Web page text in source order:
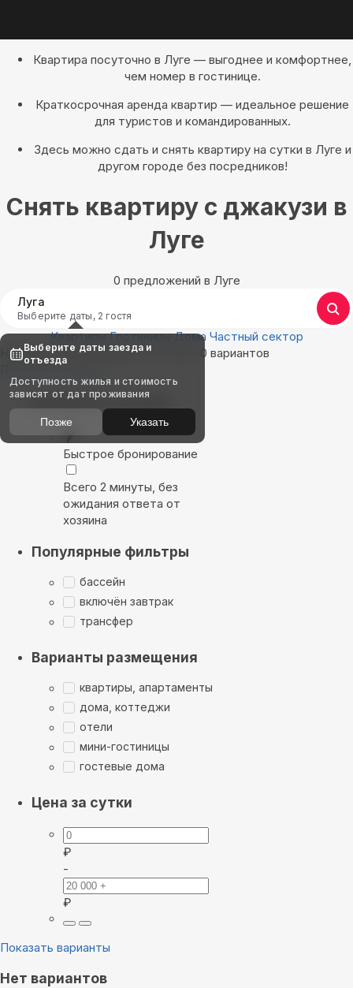
Квартира посуточно в Луге — выгоднее и комфортнее,
чем номер в гостинице.
Краткосрочная аренда квартир — идеальное решение
для туристов и командированных.
Здесь можно сдать и снять квартиру на сутки в Луге и
другом городе без посредников!
Снять квартиру с джакузи в
Луге
0 предложений в Луге
Луга
Выберите даты, 2 гостя
Квартиры Гостиницы Дома Частный сектор
Найдём, где остановиться в Луге: 0 вариантов
Показать на карте
Выбирайте лучшее
Быстрое бронирование
Всего 2 минуты, без
ожидания ответа от
хозяина
Популярные фильтры
бассейн
включён завтрак
трансфер
Варианты размещения
квартиры, апартаменты
дома, коттеджи
отели
мини-гостиницы
гостевые дома
Цена за сутки
₽
-
₽
Показать варианты
Нет вариантов
Выберите даты заезда и
отъезда
Доступность жилья и стоимость
зависят от дат проживания
Позже Указать